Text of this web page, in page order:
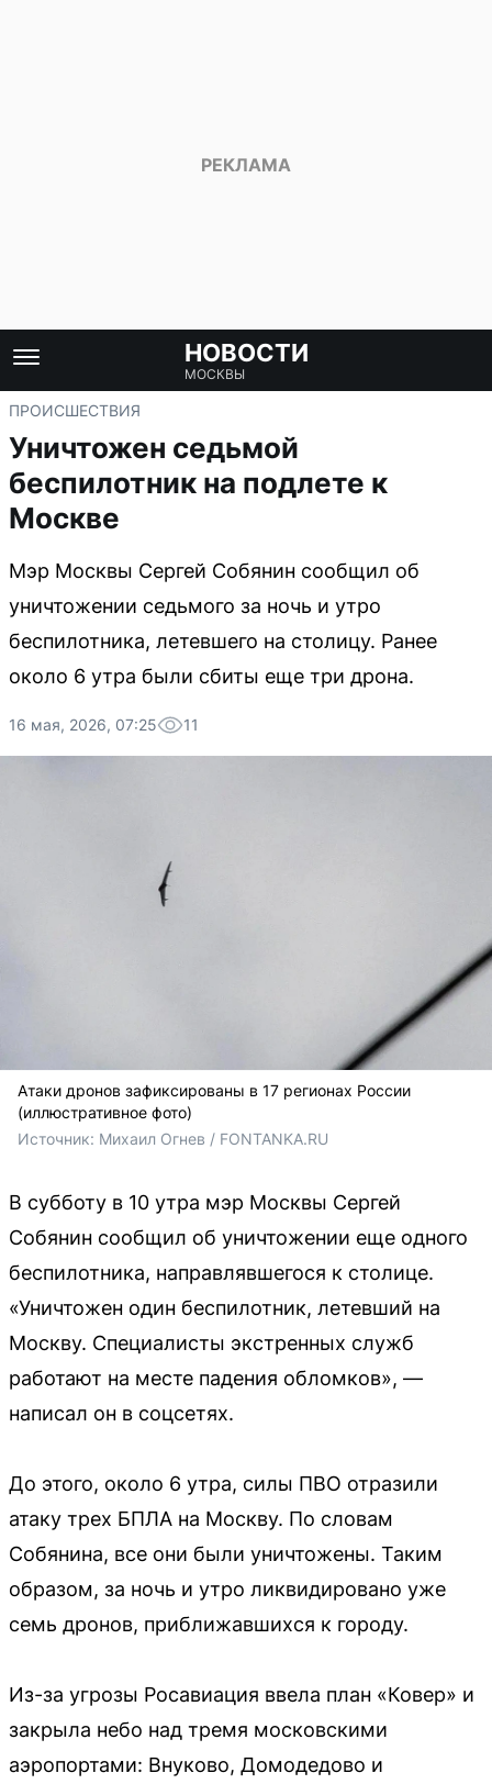
НОВОСТИ
МОСКВЫ
ПРОИСШЕСТВИЯ
Уничтожен седьмой
беспилотник на подлете к
Москве
Мэр Москвы Сергей Собянин сообщил об
уничтожении седьмого за ночь и утро
беспилотника, летевшего на столицу. Ранее
около 6 утра были сбиты еще три дрона.
16 мая, 2026, 07:25 11
Атаки дронов зафиксированы в 17 регионах России
(иллюстративное фото)
Источник: Михаил Огнев / FONTANKA.RU
В субботу в 10 утра мэр Москвы Сергей
Собянин сообщил об уничтожении еще одного
беспилотника, направлявшегося к столице.
«Уничтожен один беспилотник, летевший на
Москву. Специалисты экстренных служб
работают на месте падения обломков», —
написал он в соцсетях.
До этого, около 6 утра, силы ПВО отразили
атаку трех БПЛА на Москву. По словам
Собянина, все они были уничтожены. Таким
образом, за ночь и утро ликвидировано уже
семь дронов, приближавшихся к городу.
Из-за угрозы Росавиация ввела план «Ковер» и
закрыла небо над тремя московскими
аэропортами: Внуково, Домодедово и